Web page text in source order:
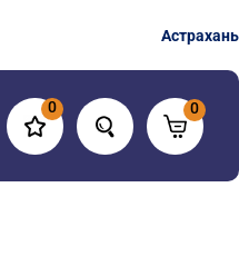
Астрахань
0 0